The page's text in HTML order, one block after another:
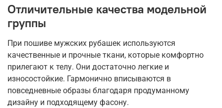
Отличительные качества модельной
группы
При пошиве мужских рубашек используются
качественные и прочные ткани, которые комфортно
прилегают к телу. Они достаточно легкие и
износостойкие. Гармонично вписываются в
повседневные образы благодаря продуманному
дизайну и подходящему фасону.